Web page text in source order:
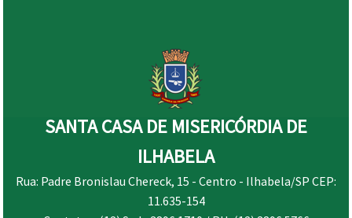
SANTA CASA DE MISERICÓRDIA DE
ILHABELA
Rua: Padre Bronislau Chereck, 15 - Centro - Ilhabela/SP CEP:
11.635-154